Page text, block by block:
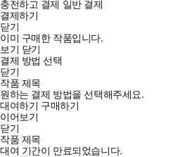
충전하고 결제 일반 결제
결제하기
닫기
이미 구매한 작품입니다.
보기 닫기
결제 방법 선택
닫기
작품 제목
원하는 결제 방법을 선택해주세요.
대여하기 구매하기
이어보기
닫기
작품 제목
대여 기간이 만료되었습니다.